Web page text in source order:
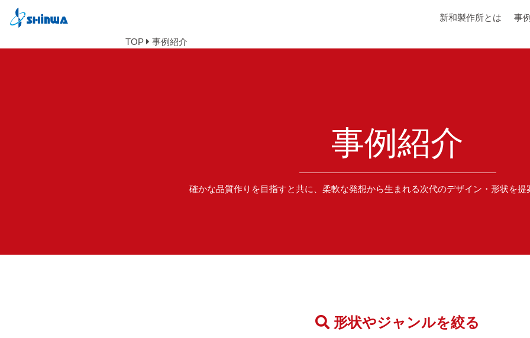
新和製作所とは 事
TOP 事例紹介
事例紹介
確かな品質作りを目指すと共に、柔軟な発想から生まれる次代のデザイン・形状を提
形状やジャンルを絞る